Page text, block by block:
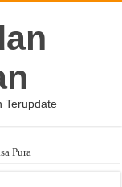
Terupdate
Pura